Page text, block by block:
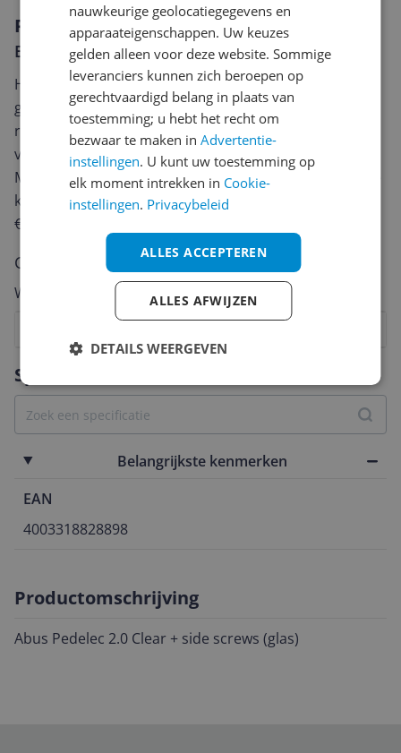
Specificaties
Belangrijkste kenmerken
EAN
4003318828898
Productomschrijving
Abus Pedelec 2.0 Clear + side screws (glas)
Reviews
Er zijn nog geen reviews geschreven
Heb jij dit product in bezit en wil je graag je mening
geven? Start dan hieronder met het schrijven van je
review. Afhankelijk van de details duurt het schrijven
van een review gemiddeld tussen de 3 en 10 minuten.
Met jouw mening help je andere bezoekers een betere
keuze te maken én maak je iedere maand kans op
€250,-!
Cijfer
Welk cijfer geef jij dit product?
nauwkeurige geolocatiegegevens en
apparaateigenschappen. Uw keuzes
gelden alleen voor deze website. Sommige
leveranciers kunnen zich beroepen op
gerechtvaardigd belang in plaats van
toestemming; u hebt het recht om
bezwaar te maken inAdvertentie-
instellingen. U kunt uw toestemming op
elk moment intrekken in Cookie-
instellingen. Privacybeleid
ALLES ACCEPTEREN
ALLES AFWIJZEN
DETAILS WEERGEVEN